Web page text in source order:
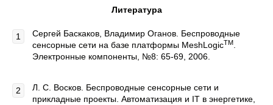
Литература
Сергей Баскаков, Владимир Оганов. Беспроводные
сенсорные сети на базе платформы MeshLogicTM
Электронные компоненты, №8: 65-69, 2006.
Л. С. Восков. Беспроводные сенсорные сети и
прикладные проекты. Автоматизация и IT в энергетике,